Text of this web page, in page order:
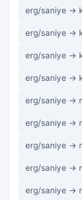
erg/saniye →
erg/saniye →
erg/saniye →
erg/saniye →
erg/saniye →
erg/saniye →
erg/saniye →
erg/saniye →
erg/saniye →